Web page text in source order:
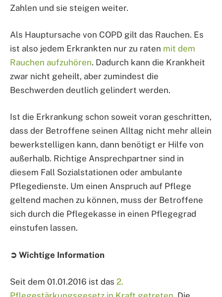
Zahlen und sie steigen weiter.
Als Hauptursache von COPD gilt das Rauchen. Es
ist also jedem Erkrankten nur zu raten mit dem
Rauchen aufzuhören. Dadurch kann die Krankheit
zwar nicht geheilt, aber zumindest die
Beschwerden deutlich gelindert werden.
Ist die Erkrankung schon soweit voran geschritten,
dass der Betroffene seinen Alltag nicht mehr allein
bewerkstelligen kann, dann benötigt er Hilfe von
außerhalb. Richtige Ansprechpartner sind in
diesem Fall Sozialstationen oder ambulante
Pflegedienste. Um einen Anspruch auf Pflege
geltend machen zu können, muss der Betroffene
sich durch die Pflegekasse in einen Pflegegrad
einstufen lassen.
➲ Wichtige Information
Seit dem 01.01.2016 ist das 2.